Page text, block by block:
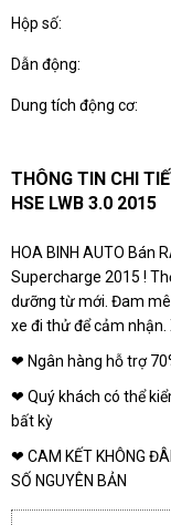
Hộp số:
Dẫn động:
Dung tích động cơ:
THÔNG TIN CHI
HSE LWB 3.0 2015
HOA BINH AUTO Bán
Supercharge 2015 !
dưỡng từ mới. Đam mê
xe đi thử để cảm
❤ Ngân hàng hỗ trợ
❤ Quý khách có thể
bất kỳ
❤ CAM KẾT KHÔNG
SỐ NGUYÊN BẢN